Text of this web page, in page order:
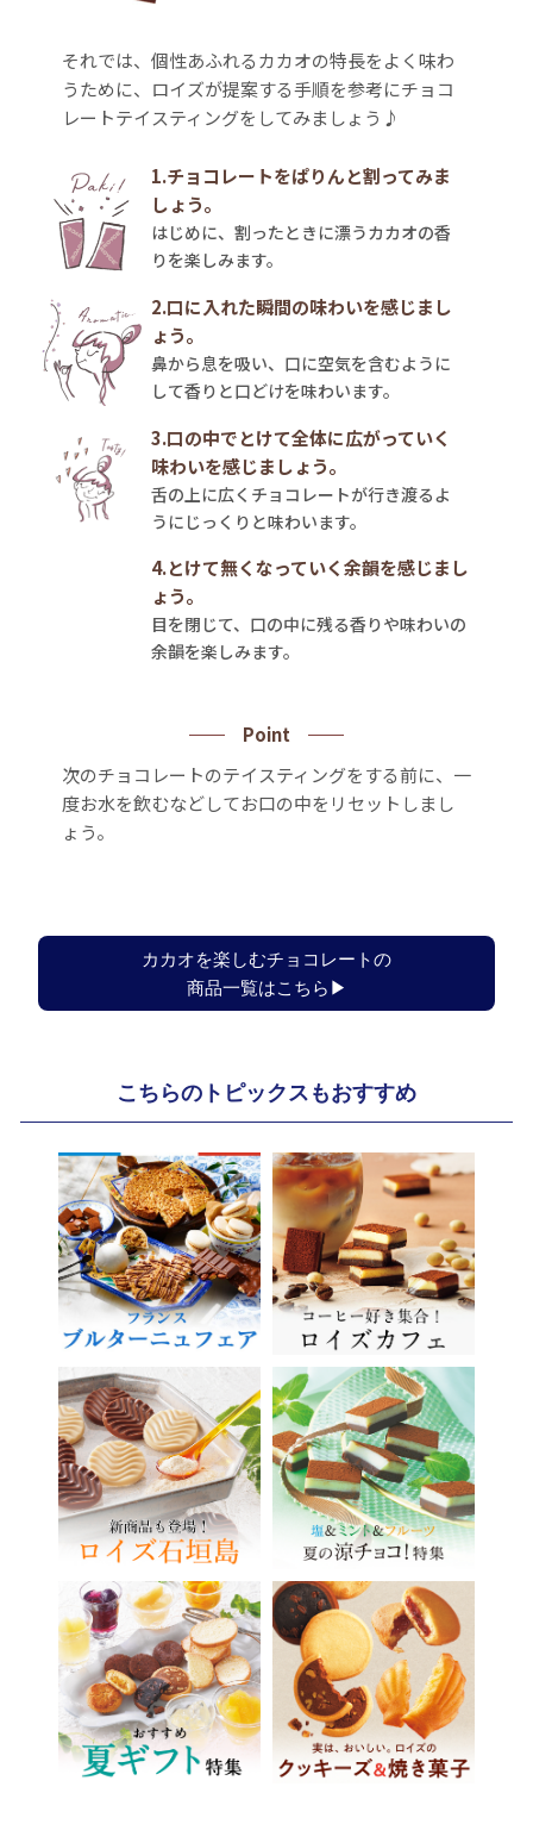
それでは、個性あふれるカカオの特長をよく味わ
うために、ロイズが提案する手順を参考にチョコ
レートテイスティングをしてみましょう♪
1.チョコレートをぱりんと割ってみま
しょう。
はじめに、割ったときに漂うカカオの香
りを楽しみます。
2.口に入れた瞬間の味わいを感じまし
ょう。
鼻から息を吸い、口に空気を含むように
して香りと口どけを味わいます。
3.口の中でとけて全体に広がっていく
味わいを感じましょう。
舌の上に広くチョコレートが行き渡るよ
うにじっくりと味わいます。
4.とけて無くなっていく余韻を感じまし
ょう。
目を閉じて、口の中に残る香りや味わいの
余韻を楽しみます。
Point
次のチョコレートのテイスティングをする前に、一
度お水を飲むなどしてお口の中をリセットしまし
ょう。
カカオを楽しむチョコレートの
商品一覧はこちら▶︎
こちらのトピックスもおすすめ